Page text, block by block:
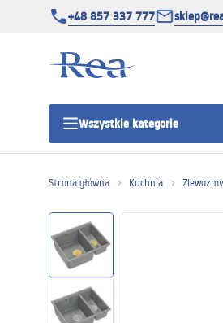
+48 857 337 777
Wszystkie kategorie
Kategorie produktowe
Kabiny prysznicowe
Brodziki prysznicowe
Strona główna Kuchnia